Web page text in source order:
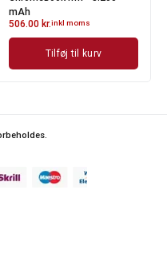
mAh
506.00 kr.inkl moms
Tilføj til kurv